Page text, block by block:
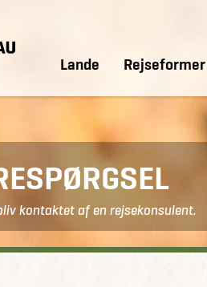
Lande Rejseformer
kontaktet af en rejsekonsulent.